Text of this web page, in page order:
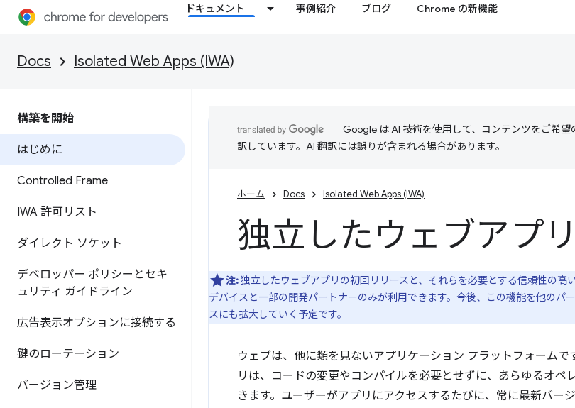
ドキュメント 事例紹介 ブログ Chrome の新機能
Docs Isolated Web Apps (IWA)
構築を開始
はじめに
Controlled Frame
IWA 許可リスト
ダイレクト ソケット
デベロッパー ポリシーとセキ
ュリティ ガイドライン
広告表示オプションに接続する
鍵のローテーション
バージョン管理
Google は AI 技術を使用して、コンテンツをご希望
訳しています。AI 翻訳には誤りが含まれる場合があります。
ホーム Docs Isolated Web Apps (IWA)
独立したウェブアプリ
注:独立したウェブアプリの初回リリースと、それらを必要とする信頼性の高い
デバイスと一部の開発パートナーのみが利用できます。今後、この機能を他のパ
スにも拡大していく予定です。
ウェブは、他に類を見ないアプリケーション プラットフォーム
リは、コードの変更やコンパイルを必要とせずに、あらゆるオペ
きます。ユーザーがアプリにアクセスするたびに、常に最新バー